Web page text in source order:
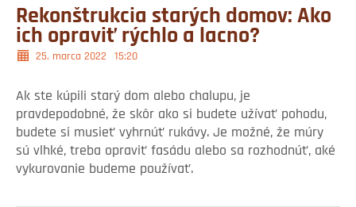
Rekonštrukcia starých domov: Ako
ich opraviť rýchlo a lacno?
25. marca 2022 15:20
Ak ste kúpili starý dom alebo chalupu, je
pravdepodobné, že skôr ako si budete užívať pohodu,
budete si musieť vyhrnúť rukávy. Je možné, že múry
sú vlhké, treba opraviť fasádu alebo sa rozhodnúť, aké
vykurovanie budeme používať.